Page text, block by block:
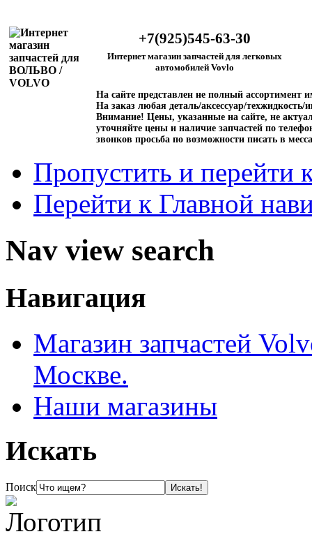
+7(925)545-63-30
Интернет магазин запчастей для легковых
автомобилей Vovlo
На сайте представлен не полный ассортимент
На заказ любая деталь/аксессуар/техжидкость/
Внимание! Цены, указанные на сайте, не
уточняйте цены и наличие запчастей по
звонков просьба по возможности писать в
Пропустить и перейти
Перейти к Главной
Nav view search
Навигация
Магазин запчастей
Москве.
Наши магазины
Искать
Поиск